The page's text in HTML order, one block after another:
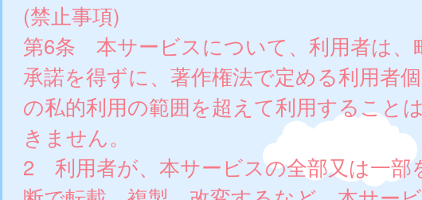
(禁止事項)
第6条 本サービスについて、利用者は、
承諾を得ずに、著作権法で定める利用者
の私的利用の範囲を超えて利用すること
きません。
2 利用者が、本サービスの全部又は一部